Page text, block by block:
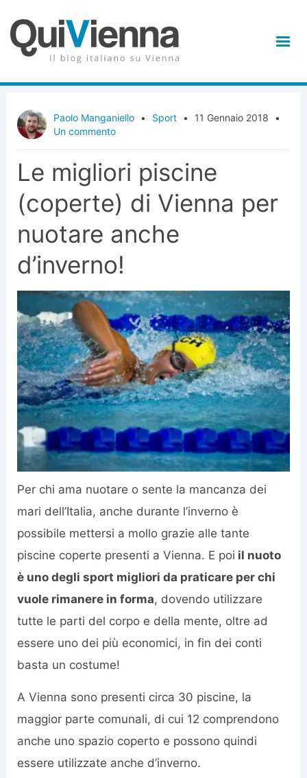
Paolo Manganiello • Sport • 11 Gennaio 2018
•
Un commento
Le migliori piscine
(coperte) di Vienna per
nuotare anche
d’inverno!
Per chi ama nuotare o sente la mancanza dei
mari dell’Italia, anche durante l’inverno è
possibile mettersi a mollo grazie alle tante
piscine coperte presenti a Vienna. E poi il nuoto
è uno degli sport migliori da praticare per chi
vuole rimanere in forma, dovendo utilizzare
tutte le parti del corpo e della mente, oltre ad
essere uno dei più economici, in fin dei conti
basta un costume!
A Vienna sono presenti circa 30 piscine, la
maggior parte comunali, di cui 12 comprendono
anche uno spazio coperto e possono quindi
essere utilizzate anche d’inverno.